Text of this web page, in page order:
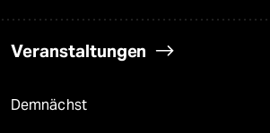
Veranstaltungen
Demnächst